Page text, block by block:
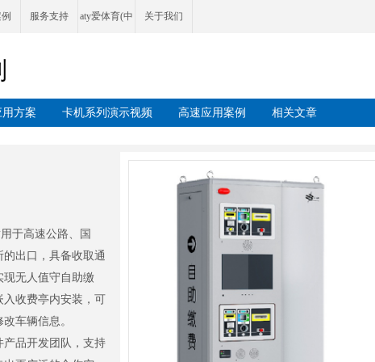
服务支持 aty爱体育(中 关于我们
方案 卡机系列演示视频 高速应用案例 相关文章
于高速公路、国
出口，具备收取通
现无人值守自助缴
收费亭内安装，可
车辆信息。
品开发团队，支持